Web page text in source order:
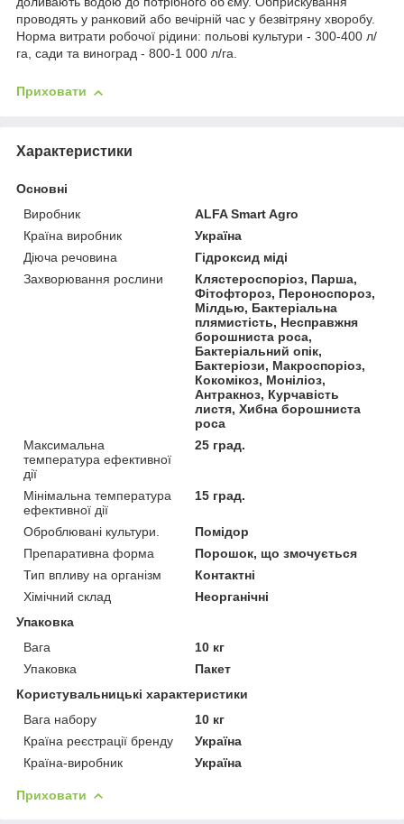
проводять у ранковий або вечірній час у безвітряну хворобу.
Норма витрати робочої рідини: польові культури - 300-400 л/
га, сади та виноград - 800-1 000 л/га.
Приховати
Характеристики
Основні
Виробник
ALFA Smart Agro
Країна виробник
Україна
Діюча речовина
Гідроксид міді
Захворювання рослини
Клястероспоріоз, Парша,
Фітофтороз, Пероноспороз,
Мілдью, Бактеріальна
плямистість, Несправжня
борошниста роса,
Бактеріальний опік,
Бактеріози, Макроспоріоз,
Кокомікоз, Моніліоз,
Антракноз, Курчавість
листя, Хибна борошниста
роса
Максимальна
температура ефективної
дії
25 град.
Мінімальна температура
ефективної дії
15 град.
Оброблювані культури.
Помідор
Препаративна форма
Порошок, що змочується
Тип впливу на організм
Контактні
Хімічний склад
Неорганічні
Упаковка
Вага
10 кг
Упаковка
Пакет
Користувальницькі характеристики
Вага набору
10 кг
Країна реєстрації бренду
Україна
Країна-виробник
Україна
Приховати